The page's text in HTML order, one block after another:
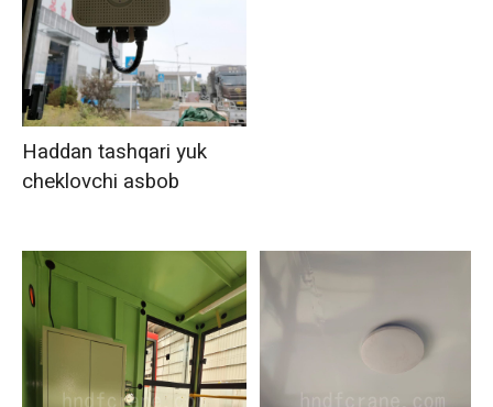
Haddan tashqari yuk
cheklovchi asbob